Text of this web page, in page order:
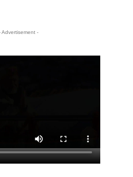
Advertisement -